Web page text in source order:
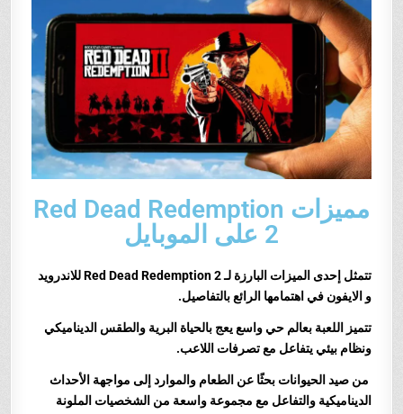
مميزات Red Dead Redemption
2 على الموبايل
تتمثل إحدى الميزات البارزة لـ Red Dead Redemption 2 للاندرويد
و الايفون في اهتمامها الرائع بالتفاصيل.
تتميز اللعبة بعالم حي واسع يعج بالحياة البرية والطقس الديناميكي
ونظام بيئي يتفاعل مع تصرفات اللاعب.
من صيد الحيوانات بحثًا عن الطعام والموارد إلى مواجهة الأحداث
الديناميكية والتفاعل مع مجموعة واسعة من الشخصيات الملونة